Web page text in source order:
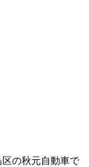
の秋元自動車で